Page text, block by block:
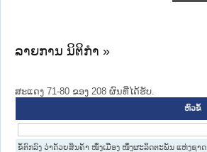
ລາຍການ ນິຕິກໍາ »
ສະແດງ 71-80 ຂອງ 208 ຜົນທີ່ໄດ້ຮັບ.
ຫົວຂໍ້
ຂໍ້ຕົກລົງ ວ່າດ້ວຍສິນຄ້າ ໜຶ່ງເມືອງ ໜຶ່ງຜະລິດຕະພັນ ແຫ່ງຊາດ